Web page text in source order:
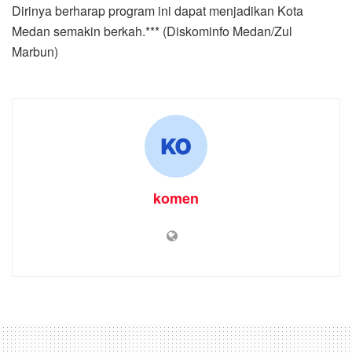
Dirinya berharap program ini dapat menjadikan Kota
Medan semakin berkah.*** (Diskominfo Medan/Zul
Marbun)
komen